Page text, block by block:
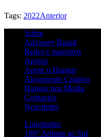
Tags: 2022Anterior
Sobre
Advisory Board
Redes e parceiros
Apoios
Apoie o Hangar
Alojamento Criativo
Hangar nos Media
Contactos
Newsletter
Longitudes
180º Artistas ao Sul